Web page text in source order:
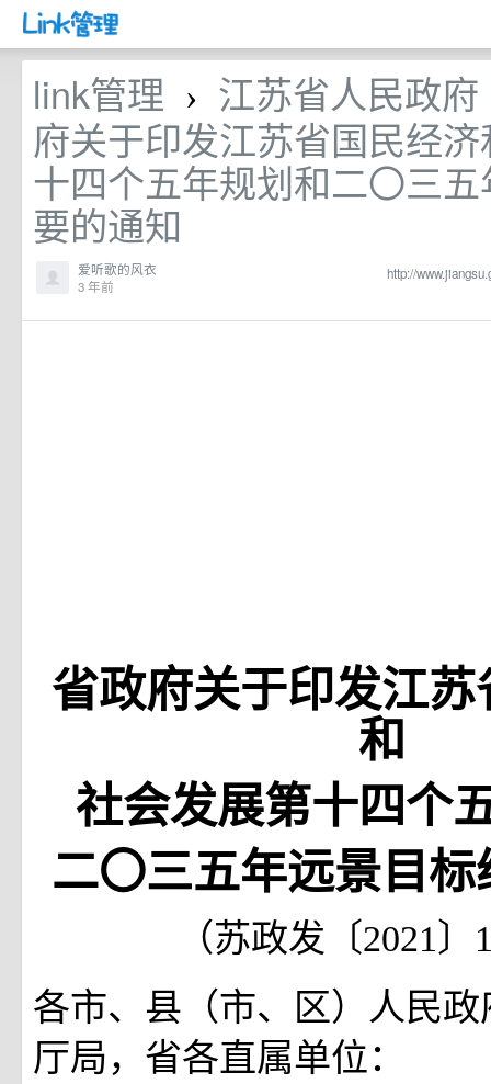
link管理 › 江苏省人民政
府关于印发江苏省国民经
十四个五年规划和二〇三
要的通知
http://
爱听歌的风衣
3 年前
省政府关于印发江
和
社会发展第十四个
二〇三五年远景目
（苏政发〔2021〕
各市、县（市、区）人民
厅局，省各直属单位：